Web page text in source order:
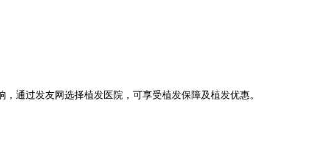
通过发友网选择植发医院，可享受植发保障及植发优惠。